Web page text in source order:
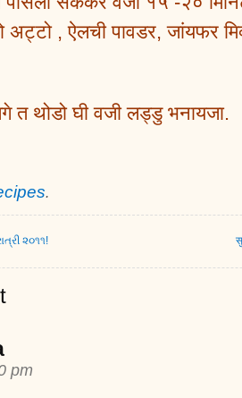
अट्टो , ऐलची पावडर, जांयफर
त थोडो घी वजी लड्डु भनायजा.
.
૨૦૧૧!
pm